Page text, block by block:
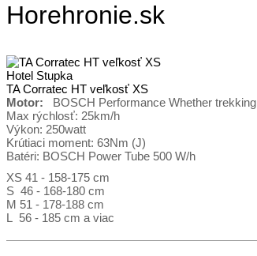
Horehronie.sk
Hotel Stupka
TA Corratec HT veľkosť XS
Motor: BOSCH Performance Whether trekking
Max rýchlosť: 25km/h
Výkon: 250watt
Krútiaci moment: 63Nm (J)
Batéri: BOSCH Power Tube 500 W/h
XS 41 - 158-175 cm
S 46 - 168-180 cm
M 51 - 178-188 cm
L 56 - 185 cm a viac